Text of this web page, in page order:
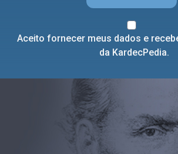
Aceito fornecer meus dados e
da KardecPedia.